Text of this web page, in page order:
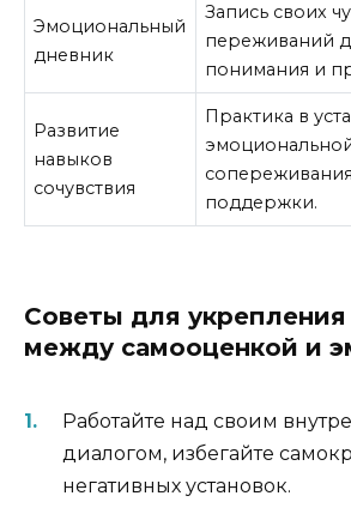
Эмоциональный
дневник
Запись своих
переживаний
понимания и
Развитие
навыков
сочувствия
Практика в
поддержки.
Советы для укрепления
между самооценкой и
Работайте над своим
диалогом, избегайте
негативных установок.